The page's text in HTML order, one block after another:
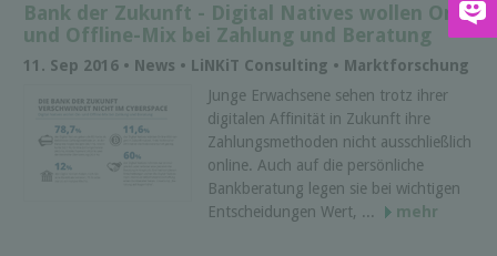
Bank der Zukunft - Digital Natives wollen On-
und Offline-Mix bei Zahlung und Beratung
11. Sep 2016 • News • LiNKiT Consulting • Marktforschung
Junge Erwachsene sehen trotz ihrer
digitalen Affinität in Zukunft ihre
Zahlungsmethoden nicht ausschließlich
online. Auch auf die persönliche
Bankberatung legen sie bei wichtigen
Entscheidungen Wert, ...
mehr